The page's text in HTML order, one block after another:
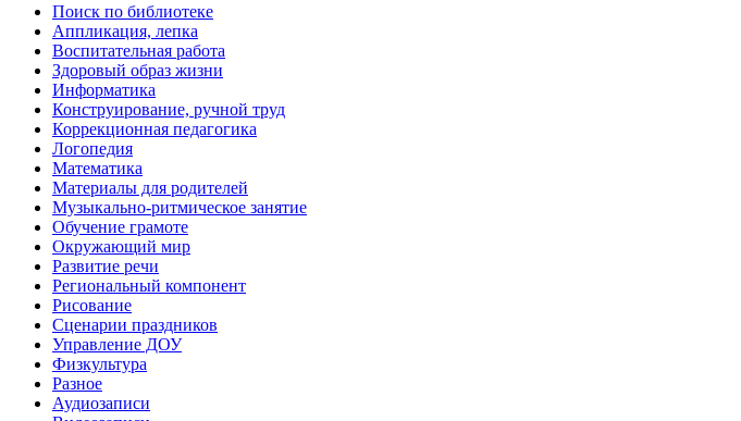
Поиск по библиотеке
Аппликация, лепка
Воспитательная работа
Здоровый образ жизни
Информатика
Конструирование, ручной труд
Коррекционная педагогика
Логопедия
Математика
Материалы для родителей
Музыкально-ритмическое занятие
Обучение грамоте
Окружающий мир
Развитие речи
Региональный компонент
Рисование
Сценарии праздников
Управление ДОУ
Физкультура
Разное
Аудиозаписи